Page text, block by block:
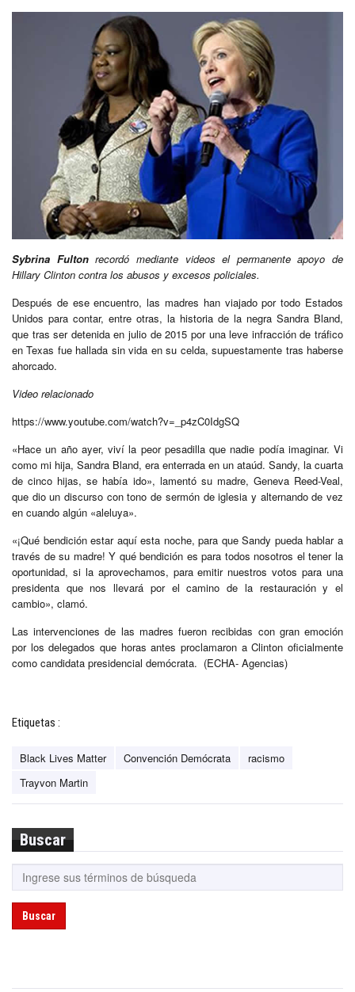
Sybrina Fultonrecordó mediante videos el permanente apoyo de
Hillary Clinton contra los abusos y excesos policiales.
Después de ese encuentro, las madres han viajado por todo Estados
Unidos para contar, entre otras, la historia de la negra Sandra Bland,
que tras ser detenida en julio de 2015 por una leve infracción de tráfico
en Texas fue hallada sin vida en su celda, supuestamente tras haberse
ahorcado.
Video relacionado
https://www.youtube.com/watch?v=_p4zC0IdgSQ
«Hace un año ayer, viví la peor pesadilla que nadie podía imaginar. Vi
como mi hija, Sandra Bland, era enterrada en un ataúd. Sandy, la cuarta
de cinco hijas, se había ido», lamentó su madre, Geneva Reed-Veal,
que dio un discurso con tono de sermón de iglesia y alternando de vez
en cuando algún «aleluya».
«¡Qué bendición estar aquí esta noche, para que Sandy pueda hablar a
través de su madre! Y qué bendición es para todos nosotros el tener la
oportunidad, si la aprovechamos, para emitir nuestros votos para una
presidenta que nos llevará por el camino de la restauración y el
cambio», clamó.
Las intervenciones de las madres fueron recibidas con gran emoción
por los delegados que horas antes proclamaron a Clinton oficialmente
como candidata presidencial demócrata. (ECHA- Agencias)
Etiquetas :
Black Lives Matter Convención Demócrata
racismo
Trayvon Martin
Buscar
Buscar